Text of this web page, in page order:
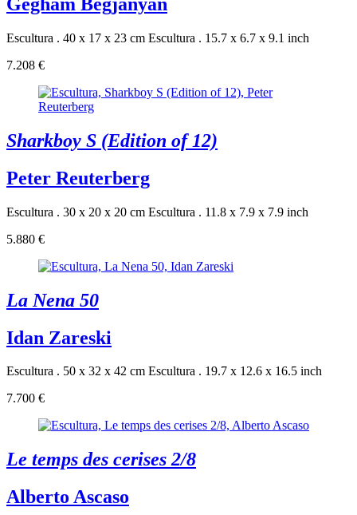
Escultura . 40 x 17 x 23 cm Escultura . 15.7 x 6.7 x 9.1 inch
7.208 €
Sharkboy S (Edition of 12)
Peter Reuterberg
Escultura . 30 x 20 x 20 cm Escultura . 11.8 x 7.9 x 7.9 inch
5.880 €
La Nena 50
Idan Zareski
Escultura . 50 x 32 x 42 cm Escultura . 19.7 x 12.6 x 16.5 inch
7.700 €
Le temps des cerises 2/8
Alberto Ascaso